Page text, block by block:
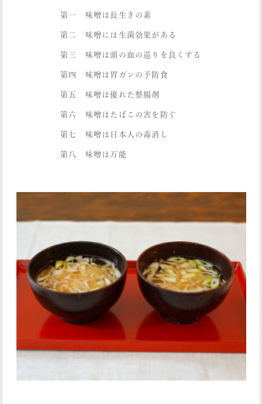
第一 味噌は長生きの素
第二 味噌には生菌効果がある
第三 味噌は頭の血の巡りを良くする
第四 味噌は胃ガンの予防食
第五 味噌は優れた整腸剤
第六 味噌はたばこの害を防ぐ
第七 味噌は日本人の毒消し
第八 味噌は万能